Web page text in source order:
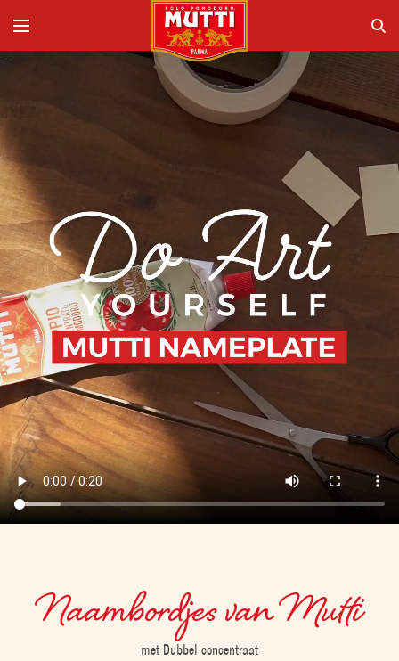
Naambordjes van Mutti
met Dubbel concentraat